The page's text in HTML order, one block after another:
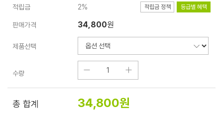
적립금 2% 적립금 정책 등급별 혜택
판매가격 34,800원
제품선택
수량
총 합계 34,800원